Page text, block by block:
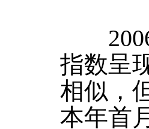
2006
指数呈
相似，
本年首